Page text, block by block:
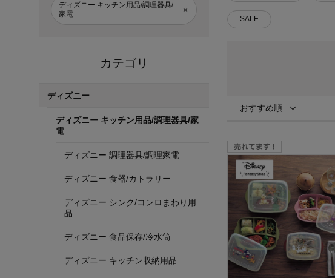
ディズニー キッチン用品/調理器具/
家電
カテゴリ
ディズニー
ディズニー キッチン用品/調理器具/家
電
ディズニー 調理器具/調理家電
ディズニー 食器/カトラリー
ディズニー シンク/コンロまわり用
品
ディズニー 食品保存/冷水筒
ディズニー キッチン収納用品
SALE
おすすめ順